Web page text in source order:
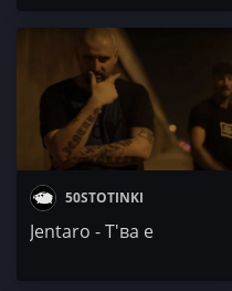
50STOTINKI
Jentaro - Т'ва е